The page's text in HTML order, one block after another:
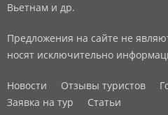
Вьетнам и др.
Предложения на сайте не
носят исключительно
Новости Отзывы туристов
Заявка на тур
Статьи